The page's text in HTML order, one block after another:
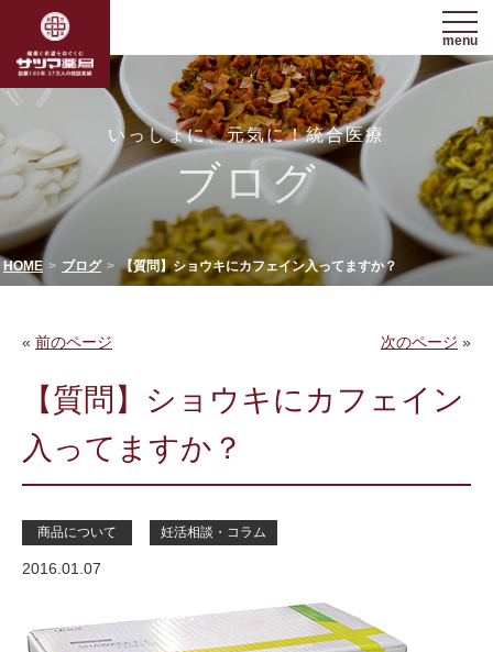
menu
いっしょに、元気に！統合医療
ブログ
HOME ブログ 【質問】ショウキにカフェイン入ってますか？
« 前のページ 次のページ »
【質問】ショウキにカフェイン
入ってますか？
商品について 妊活相談・コラム
2016.01.07